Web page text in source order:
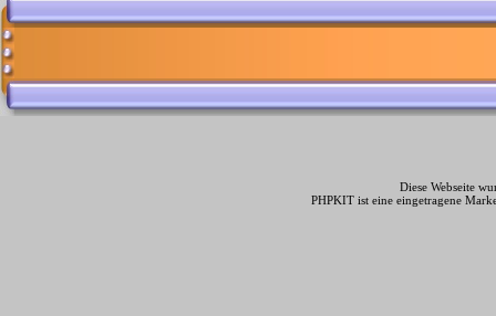
Diese Webseite
PHPKIT ist eine eingetragene